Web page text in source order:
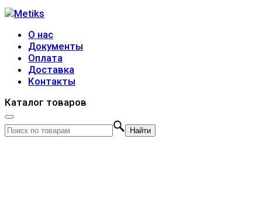
О нас
Документы
Оплата
Доставка
Контакты
Каталог товаров
Найти